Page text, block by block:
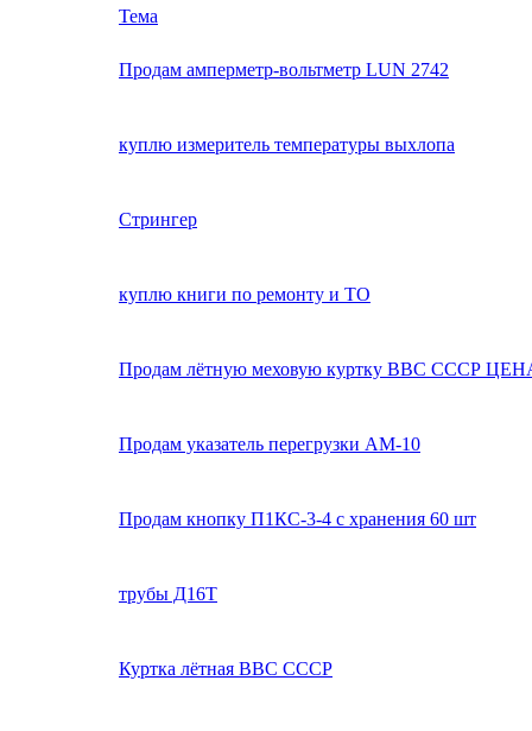
Тема
Продам амперметр-вольтметр LUN 2742
куплю измеритель температуры выхлопа
Стрингер
куплю книги по ремонту и ТО
Продам лётную меховую куртку ВВС СССР
Продам указатель перегрузки АМ-10
Продам кнопку П1КС-3-4 с хранения 60 шт
трубы Д16Т
Куртка лётная ВВС СССР